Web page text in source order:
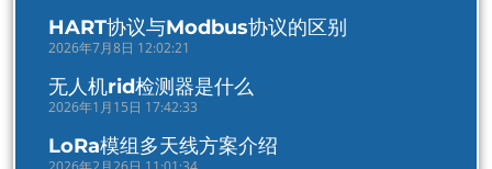
HART协议与Modbus协议的区别
2026年7月8日 12:02:21
无人机rid检测器是什么
2026年1月15日 17:42:33
LoRa模组多天线方案介绍